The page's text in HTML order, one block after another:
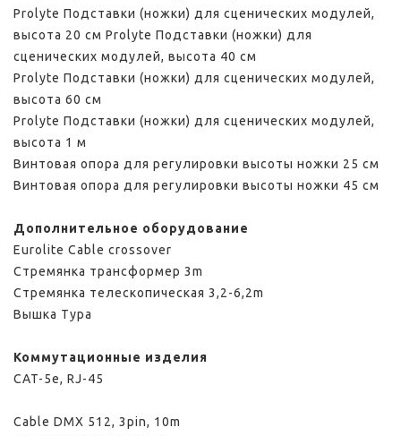
Prolyte Подставки (ножки) для сценических модулей,
высота 20 см Prolyte Подставки (ножки) для
сценических модулей, высота 40 см
Prolyte Подставки (ножки) для сценических модулей,
высота 60 см
Prolyte Подставки (ножки) для сценических модулей,
высота 1 м
Винтовая опора для регулировки высоты ножки 25 см
Винтовая опора для регулировки высоты ножки 45 см
Дополнительное оборудование
Eurolite Cable crossover
Стремянка трансформер 3m
Стремянка телескопическая 3,2-6,2m
Вышка Тура
Коммутационные изделия
CAT-5e, RJ-45
Cable DMX 512, 3pin, 10m